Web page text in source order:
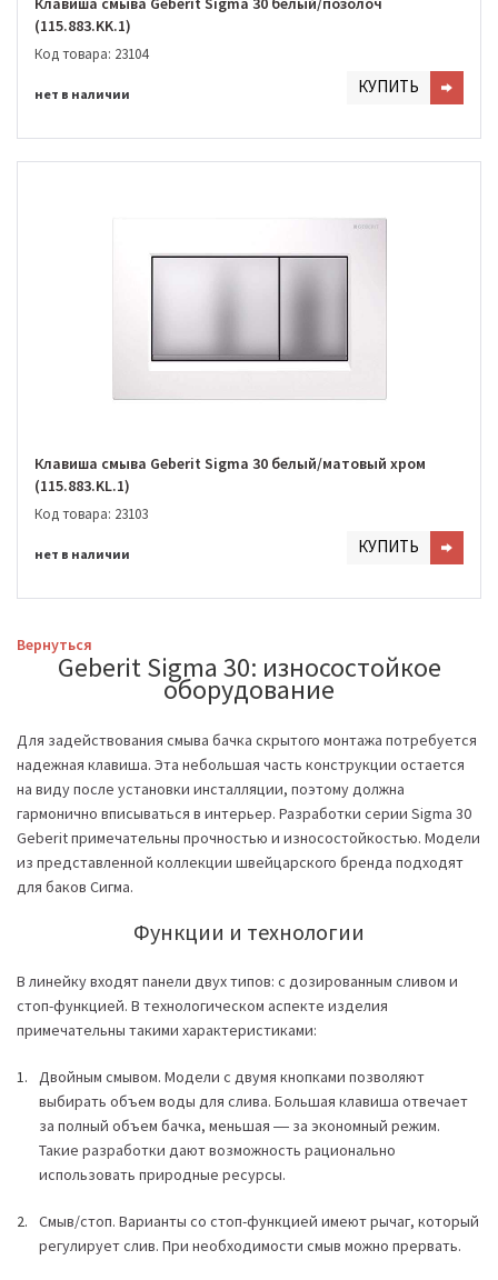
Geberit Sigma 30: износостойкое
оборудование
Для задействования смыва бачка скрытого монтажа потребуется
надежная клавиша. Эта небольшая часть конструкции остается
на виду после установки инсталляции, поэтому должна
гармонично вписываться в интерьер. Разработки серии Sigma 30
Geberit примечательны прочностью и износостойкостью. Модели
из представленной коллекции швейцарского бренда подходят
для баков Сигма.
Функции и технологии
В линейку входят панели двух типов: с дозированным сливом и
стоп-функцией. В технологическом аспекте изделия
примечательны такими характеристиками:
Двойным смывом. Модели с двумя кнопками позволяют
выбирать объем воды для слива. Большая клавиша отвечает
за полный объем бачка, меньшая ― за экономный режим.
Такие разработки дают возможность рационально
использовать природные ресурсы.
Смыв/стоп. Варианты со стоп-функцией имеют рычаг, который
регулирует слив. При необходимости смыв можно прервать.
(115.883.KK.1)
Код товара: 23104
нет в наличии КУПИТЬ
Клавиша смыва Geberit Sigma 30 белый/матовый хром
(115.883.KL.1)
Код товара: 23103
нет в наличии КУПИТЬ
Вернуться